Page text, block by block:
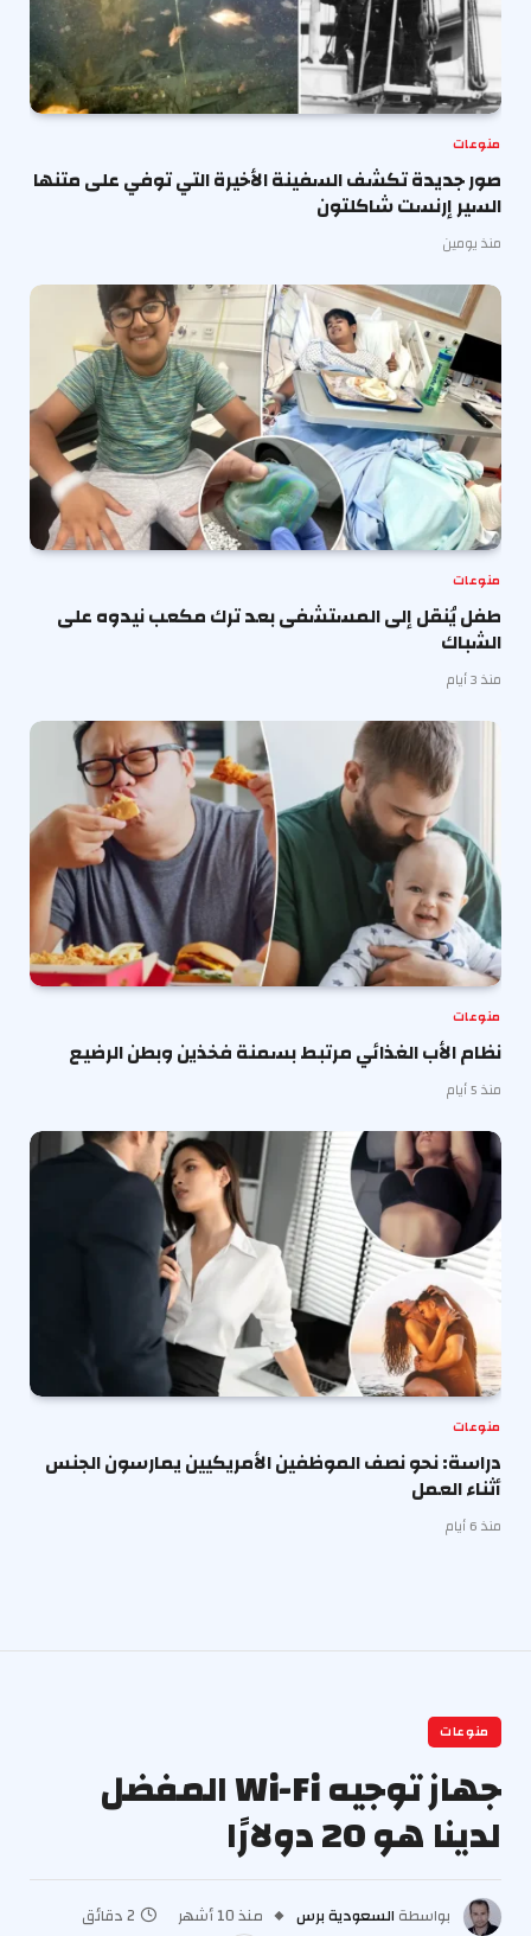
منوعات
صور جديدة تكشف السفينة الأخيرة التي توفي على متنها
السير إرنست شاكلتون
منذ يومين
منوعات
طفل يُنقل إلى المستشفى بعد ترك مكعب نيدوه على
الشباك
منذ 3 أيام
منوعات
نظام الأب الغذائي مرتبط بسمنة فخذين وبطن الرضيع
منذ 5 أيام
منوعات
دراسة: نحو نصف الموظفين الأمريكيين يمارسون الجنس
أثناء العمل
منذ 6 أيام
منوعات
جهاز توجيه Wi-Fi المفضل
لدينا هو 20 دولارًا
بواسطة السعودية برس منذ 10 أشهر
2 دقائق